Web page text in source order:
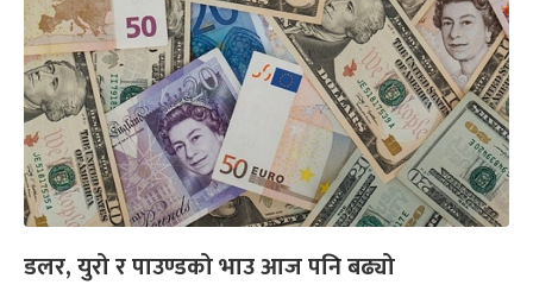
डलर, युरो र पाउण्डको भाउ आज पनि बढ्यो